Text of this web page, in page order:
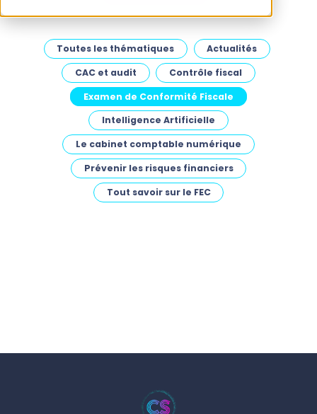
Toutes les thématiques
Actualités
CAC et audit
Contrôle fiscal
Examen de Conformité Fiscale
Intelligence Artificielle
Le cabinet comptable numérique
Prévenir les risques financiers
Tout savoir sur le FEC